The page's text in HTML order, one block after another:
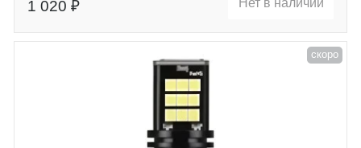
1 020 ₽ Нет в наличии
скоро